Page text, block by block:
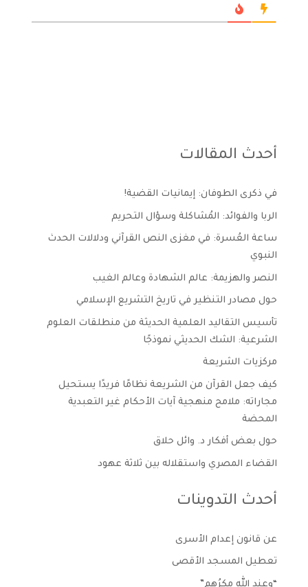
أحدث المقالات
في ذكرى الطوفان: إيمانيات القضية!
الربا والفوائد: المُشاكلة وسؤال التحريم
ساعة العُسرة: في مغزى النص القرآني ودلالات الحدث
النبوي
النصر والهزيمة: عالم الشهادة وعالم الغيب
حول مصادر التنظير في تاريخ التشريع الإسلامي
تأسيس التقاليد العلمية الحديثة من منطلقات العلوم
الشرعية: الشك الحديثي نموذجًا
مركزيات الشريعة
كيف جعل القرآن من الشريعة نظامًا فريدًا يستحيل
مجاراته: ملامح منهجية آيات الأحكام غير التعبدية
المحضة
حول بعض أفكار د. وائل حلاق
القضاء المصري واستقلاله بين ثلاثة عهود
أحدث التدوينات
عن قانون إعدام الأسرى
تعطيل المسجد الأقصى
“وعند الله مكرُهم”